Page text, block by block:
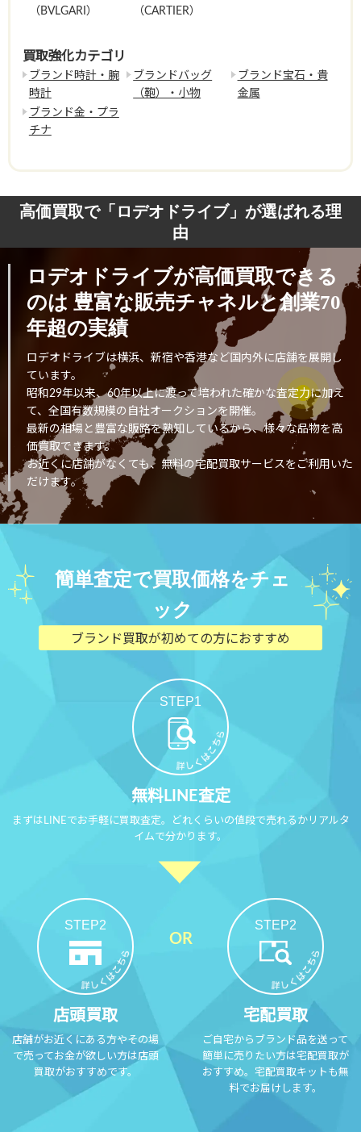
（BVLGARI）
（CARTIER）
買取強化カテゴリ
ブランド時計・腕
時計
ブランドバッグ
（鞄）・小物
ブランド宝石・貴
金属
ブランド金・プラ
チナ
高価買取で「ロデオドライブ」が選ばれる理
由
ロデオドライブが高価買取できる
のは 豊富な販売チャネルと創業70
年超の実績
ロデオドライブは横浜、新宿や香港など国内外に店舗を展開し
ています。
昭和29年以来、60年以上に渡って培われた確かな査定力に加え
て、全国有数規模の自社オークションを開催。
最新の相場と豊富な販路を熟知しているから、様々な品物を高
価買取できます。
お近くに店舗がなくても、無料の宅配買取サービスをご利用いた
だけます。
簡単査定で買取価格をチェ
ック
ブランド買取が初めての方におすすめ
STEP1
無料LINE査定
まずはLINEでお手軽に買取査定。どれくらいの値段で売れるかリアルタ
イムで分かります。
STEP2
店頭買取
店舗がお近くにある方やその場
で売ってお金が欲しい方は店頭
買取がおすすめです。
STEP2
宅配買取
ご自宅からブランド品を送って
簡単に売りたい方は宅配買取が
おすすめ。宅配買取キットも無
料でお届けします。